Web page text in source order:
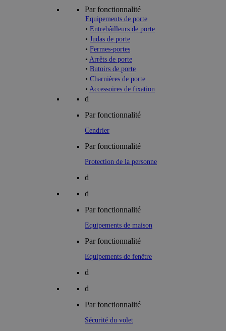
Par fonctionnalité
Equipements de porte
• Entrebâilleurs de porte
• Judas de porte
• Fermes-portes
• Arrêts de porte
• Butoirs de porte
• Charnières de porte
• Accessoires de fixation
d
Par fonctionnalité
Cendrier
Par fonctionnalité
Protection de la personne
d
d
Par fonctionnalité
Equipements de maison
Par fonctionnalité
Equipements de fenêtre
d
d
Par fonctionnalité
Sécurité du volet